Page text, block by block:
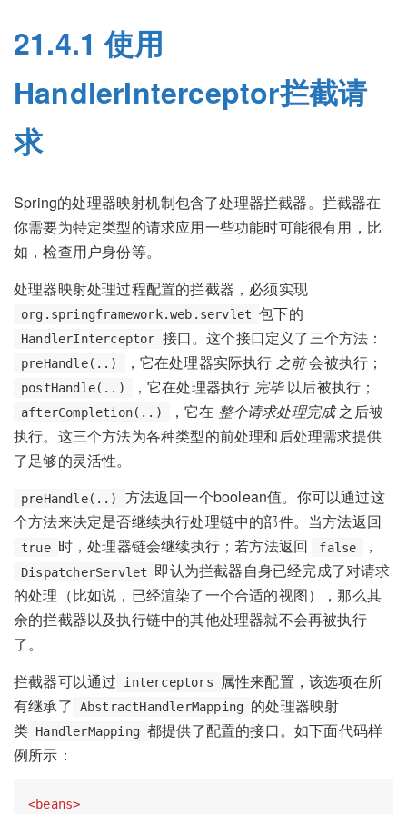
21.4.1 使用
HandlerInterceptor拦截请
求
Spring的处理器映射机制包含了处理器拦截器。拦截器在
你需要为特定类型的请求应用一些功能时可能很有用，比
如，检查用户身份等。
处理器映射处理过程配置的拦截器，必须实现
org.springframework.web.servlet 包下的
HandlerInterceptor 接口。这个接口定义了三个方法：
preHandle(..) ，它在处理器实际执行 之前会被执行；
postHandle(..) ，它在处理器执行 完毕以后被执行；
afterCompletion(..) ，它在 整个请求处理完成之后被
执行。这三个方法为各种类型的前处理和后处理需求提供
了足够的灵活性。
preHandle(..)
方法返回一个boolean值。你可以通过这
个方法来决定是否继续执行处理链中的部件。当方法返回
true 时，处理器链会继续执行；若方法返回 false ，
DispatcherServlet
即认为拦截器自身已经完成了对请求
的处理（比如说，已经渲染了一个合适的视图），那么其
余的拦截器以及执行链中的其他处理器就不会再被执行
了。
拦截器可以通过
interceptors
属性来配置，该选项在所
有继承了
AbstractHandlerMapping 的处理器映射
类 HandlerMapping 都提供了配置的接口。如下面代码样
例所示：
<beans>